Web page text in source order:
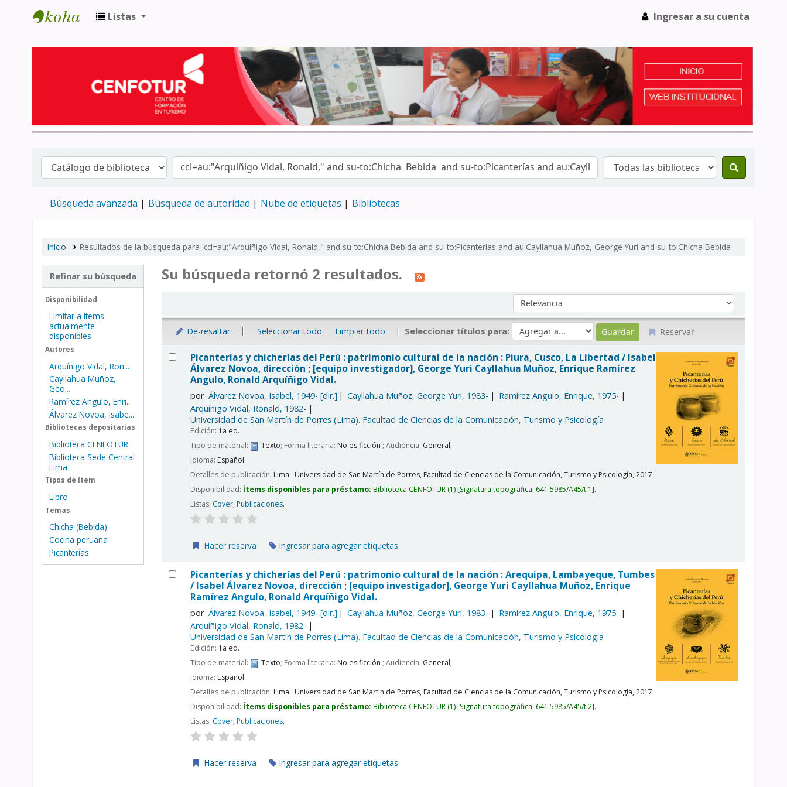
Listas Ingresar a su cuenta
Búsqueda avanzada Búsqueda de autoridad Nube de etiquetas Bibliotecas
Inicio Resultados de la búsqueda para 'ccl=au:"Arquíñigo Vidal, Ronald," and su-to:Chicha Bebida and su-to:Picanterías and au:Cayllahua Muñoz, George Yuri and su-to:Chicha Bebida '
Refinar su búsqueda
Disponibilidad
Limitar a ítems
actualmente
disponibles
Autores
Arquíñigo Vidal, Ron...
Cayllahua Muñoz,
Geo...
Ramírez Angulo, Enri...
Álvarez Novoa, Isabe...
Bibliotecas depositarias
Biblioteca CENFOTUR
Biblioteca Sede Central
Lima
Tipos de ítem
Libro
Temas
Chicha (Bebida)
Cocina peruana
Picanterías
Su búsqueda retornó 2 resultados.
Ordenar por:
De-resaltar Seleccionar todo Limpiar todo Seleccionar títulos para: Reservar
Resultados
Picanterías y chicherías del Perú : patrimonio cultural de la nación : Piura, Cusco, La Libertad /Isabel
Álvarez Novoa, dirección ; [equipo investigador], George Yuri Cayllahua Muñoz, Enrique Ramírez
Angulo, Ronald Arquíñigo Vidal.
por Álvarez Novoa, Isabel, 1949- [dir.] Cayllahua Muñoz, George Yuri, 1983- Ramírez Angulo, Enrique, 1975-
Arquíñigo Vidal, Ronald, 1982-
Universidad de San Martín de Porres (Lima). Facultad de Ciencias de la Comunicación, Turismo y Psicología
Edición: 1a ed.
Tipo de material:
Texto; Forma literaria:No es ficción ; Audiencia: General;
Idioma:Español
Detalles de publicación:Lima : Universidad de San Martín de Porres, Facultad de Ciencias de la Comunicación, Turismo y Psicología,2017
Disponibilidad: Ítems disponibles para préstamo:Biblioteca CENFOTUR (1) Signatura topográfica: 641.5985/A45/t.1 .
Listas: Cover,Publicaciones.
Hacer reserva Ingresar para agregar etiquetas
Picanterías y chicherías del Perú : patrimonio cultural de la nación : Arequipa, Lambayeque, Tumbes
/Isabel Álvarez Novoa, dirección ; [equipo investigador], George Yuri Cayllahua Muñoz, Enrique
Ramírez Angulo, Ronald Arquíñigo Vidal.
por Álvarez Novoa, Isabel, 1949- [dir.] Cayllahua Muñoz, George Yuri, 1983- Ramírez Angulo, Enrique, 1975-
Arquíñigo Vidal, Ronald, 1982-
Universidad de San Martín de Porres (Lima). Facultad de Ciencias de la Comunicación, Turismo y Psicología
Edición: 1a ed.
Tipo de material:
Texto; Forma literaria:No es ficción ; Audiencia: General;
Idioma:Español
Detalles de publicación:Lima : Universidad de San Martín de Porres, Facultad de Ciencias de la Comunicación, Turismo y Psicología,2017
Disponibilidad: Ítems disponibles para préstamo:Biblioteca CENFOTUR (1) Signatura topográfica: 641.5985/A45/t.2 .
Listas: Cover,Publicaciones.
Hacer reserva Ingresar para agregar etiquetas